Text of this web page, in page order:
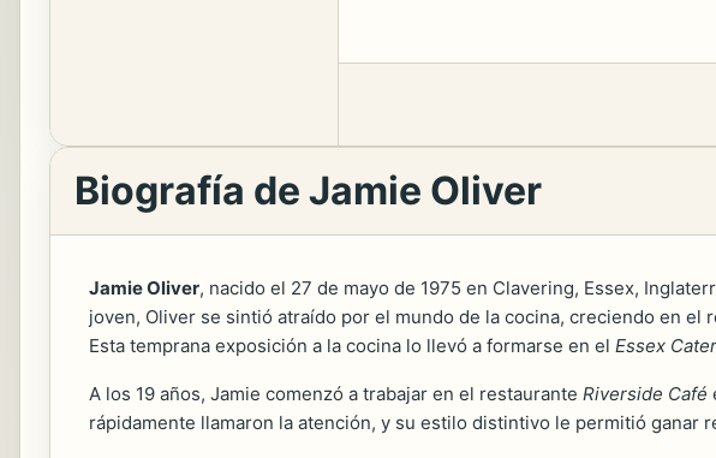
Biografía de Jamie Oliver
Jamie Oliver, nacido el 27 de mayo de 1975 en Clavering, Essex,
joven, Oliver se sintió atraído por el mundo de la cocina, creciendo en
Esta temprana exposición a la cocina lo llevó a formarse en el Essex
A los 19 años, Jamie comenzó a trabajar en el restaurante Riverside Café
rápidamente llamaron la atención, y su estilo distintivo le permitió ganar